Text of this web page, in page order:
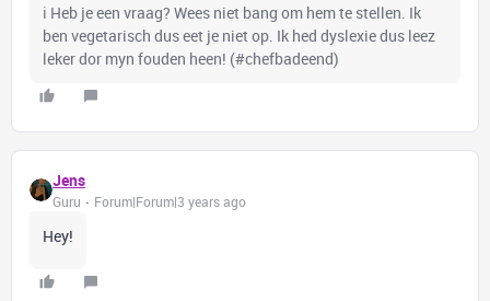
ℹ️ Heb je een vraag? Wees niet bang om hem te stellen. Ik
ben vegetarisch dus eet je niet op. Ik hed dyslexie dus leez
leker dor myn fouden heen! (#chefbadeend)
Jens
Guru Forum|Forum|3 years ago
Hey!